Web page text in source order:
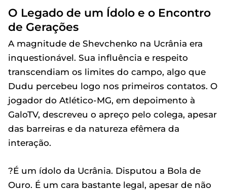
O Legado de um Ídolo e o Encontro
de Gerações
A magnitude de Shevchenko na Ucrânia era
inquestionável. Sua influência e respeito
transcendiam os limites do campo, algo que
Dudu percebeu logo nos primeiros contatos. O
jogador do Atlético-MG, em depoimento à
GaloTV, descreveu o apreço pelo colega, apesar
das barreiras e da natureza efêmera da
interação.
?É um ídolo da Ucrânia. Disputou a Bola de
Ouro. É um cara bastante legal, apesar de não